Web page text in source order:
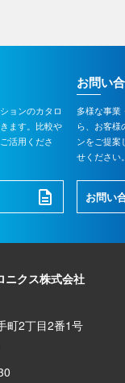
ョンのカタロ
ます。比較や
活用くださ
お問い
多様な事業
ら、お客様
ンをご提案
せください。
お問い
ニクス株式会社
町2丁目2番1号